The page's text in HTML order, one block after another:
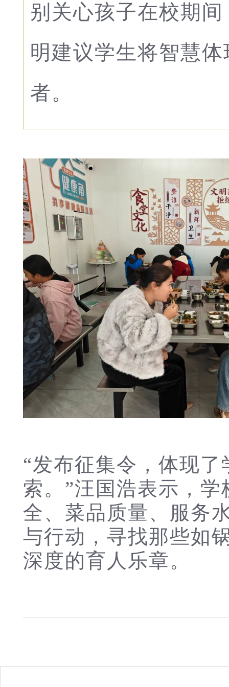
别关心孩子在校期
明建议学生将智慧
者。
“发布征集令，体现
索。”汪国浩表示，学
全、菜品质量、服务
与行动，寻找那些如
深度的育人乐章。